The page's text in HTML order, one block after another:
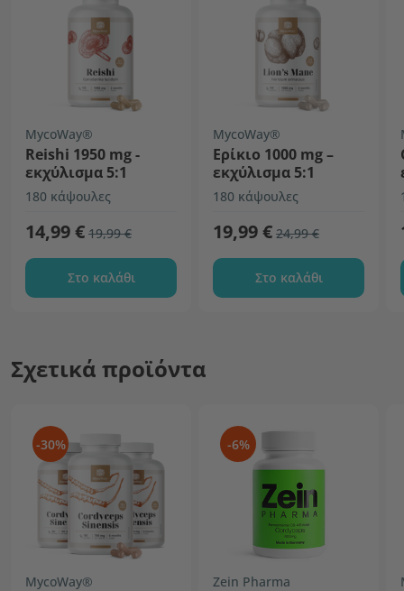
MycoWay®
Reishi 1950 mg -
εκχύλισμα 5:1
180 κάψουλες
14,99 € 19,99 €
Στο καλάθι
MycoWay®
Ερίκιο 1000 mg –
εκχύλισμα 5:1
180 κάψουλες
19,99 € 24,99 €
Στο καλάθι
Σχετικά προϊόντα
-30%
MycoWay®
-6%
Zein Pharma